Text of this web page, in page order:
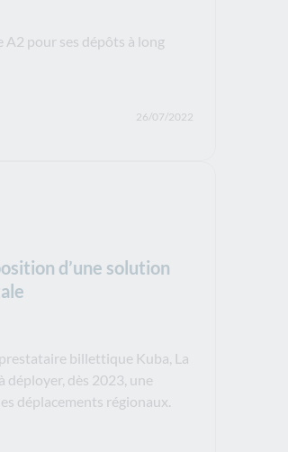
A2 pour ses dépôts à long
26/07/2022
d’une solution
billettique Kuba, La
déployer, dès 2023, une
déplacements régionaux.